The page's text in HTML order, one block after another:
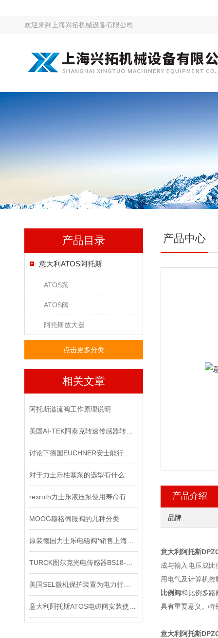
欢迎来到 上海兴拓机械设备有限公司
产品目录
意大利ATOS阿托斯
ATOS泵
ATOS阀
阿托斯放大器
点击更多分类
相关文章
阿托斯溢流阀工作原理说明
MOOG穆格伺服阀的几种分类
产品中心
产品介绍
品牌
意大利阿托斯
成与输入电压成
用电气及计算机
比例阀和比例多路
具有重要意义。特
意大利阿托斯